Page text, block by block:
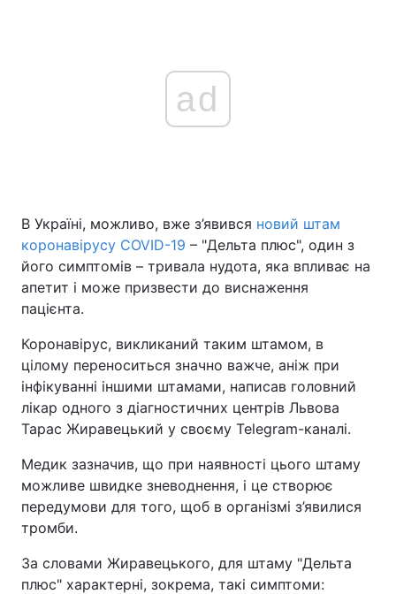
ad
В Україні, можливо, вже з’явився новий штам
коронавірусу COVID-19 – "Дельта плюс", один з
його симптомів – тривала нудота, яка впливає на
апетит і може призвести до виснаження
пацієнта.
Коронавірус, викликаний таким штамом, в
цілому переноситься значно важче, аніж при
інфікуванні іншими штамами, написав головний
лікар одного з діагностичних центрів Львова
Тарас Жиравецький у своєму Telegram-каналі.
Медик зазначив, що при наявності цього штаму
можливе швидке зневоднення, і це створює
передумови для того, щоб в організмі з’явилися
тромби.
За словами Жиравецького, для штаму "Дельта
плюс" характерні, зокрема, такі симптоми: